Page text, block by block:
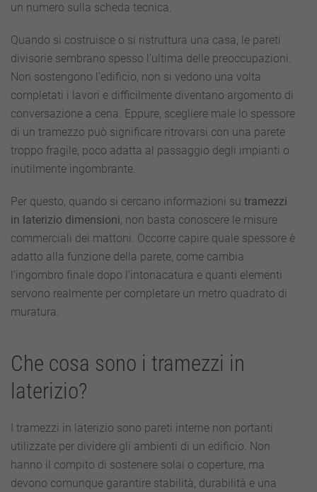
metro
un numero sulla scheda tecnica.
Quando si costruisce o si ristruttura una casa, le pareti
divisorie sembrano spesso l’ultima delle preoccupazioni.
Non sostengono l’edificio, non si vedono una volta
completati i lavori e difficilmente diventano argomento di
conversazione a cena. Eppure, scegliere male lo spessore
di un tramezzo può significare ritrovarsi con una parete
troppo fragile, poco adatta al passaggio degli impianti o
inutilmente ingombrante.
Per questo, quando si cercano informazioni su tramezzi
in laterizio dimensioni, non basta conoscere le misure
commerciali dei mattoni. Occorre capire quale spessore è
adatto alla funzione della parete, come cambia
l’ingombro finale dopo l’intonacatura e quanti elementi
servono realmente per completare un metro quadrato di
muratura.
Che cosa sono i tramezzi in
laterizio?
I tramezzi in laterizio sono pareti interne non portanti
utilizzate per dividere gli ambienti di un edificio. Non
hanno il compito di sostenere solai o coperture, ma
devono comunque garantire stabilità, durabilità e una